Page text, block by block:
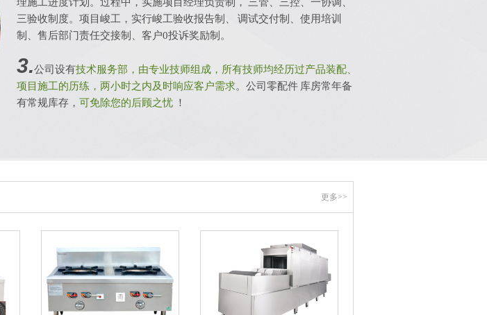
三验收制度。项目峻工，实行峻工验收报告制、 调试交付制、使用培训
制、售后部门责任交接制、客户0投诉奖励制。
3.公司设有技术服务部，由专业技师组成，所有技师均经历过产品装配、
项目施工的历练，两小时之内及时响应客户需求。公司零配件 库房常年备
有常规库存， 可免除您的后顾之忧 ！
更多>>